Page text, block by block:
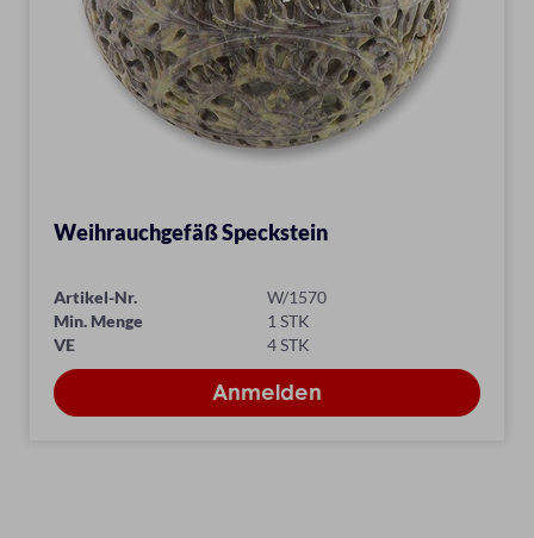
Weihrauchgefäß Speckstein
Artikel-Nr.
W/1570
Min. Menge
1 STK
VE
4 STK